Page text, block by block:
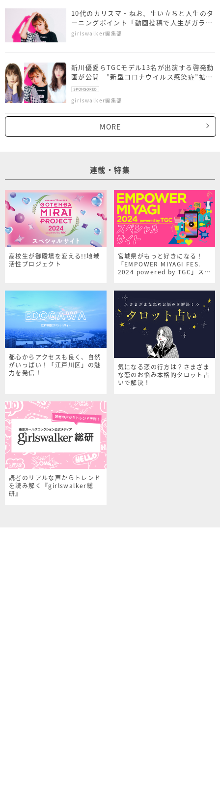
10代のカリスマ・ねお、生い立ちと人生のタ
ーニングポイント「動画投稿で人生がガラッ
と…」
girlswalker編集部
新川優愛らTGCモデル13名が出演する啓発動
画が公開 ”新型コロナウイルス感染症”拡大
防止呼びかけ
girlswalker編集部
MORE
連載・特集
高校生が御殿場を変える!!地域
活性プロジェクト
宮城県がもっと好きになる！
「EMPOWER MIYAGI FES.
2024 powered by TGC」スペ
都心からアクセスも良く、自然
がいっぱい！「江戸川区」の魅
力を発信！
気になる恋の行方は？さまざま
な恋のお悩み本格的タロット占
いで解決！
読者のリアルな声からトレンド
を読み解く『girlswalker総
研』